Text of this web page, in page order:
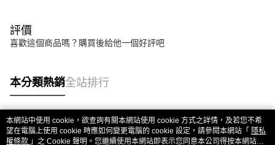
評價
喜歡這個商品嗎？購買後給他一個好評吧
本分類熱銷全站排行
熱門標籤
本網站中使用 cookie，欲查詢有關本網站使用 cookie 方式之詳情，及若您不希
望在電腦上使用 cookie 時應如何變更電腦的 cookie 設定，請參閱本網站「 隱私
權條款 」之 Cookie 聲明。您繼續使用本網站即表示您同意本公司得按本網站使